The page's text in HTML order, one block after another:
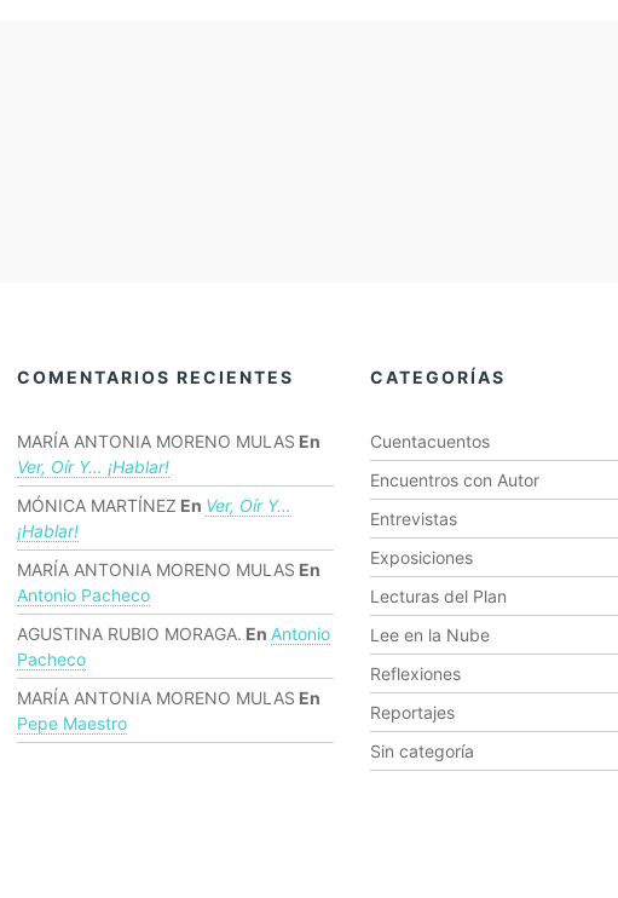
COMENTARIOS RECIENTES
MARÍA ANTONIA MORENO MULAS En
Ver, Oír Y… ¡hablar!
MÓNICA MARTÍNEZ En Ver, Oír Y…
¡hablar!
MARÍA ANTONIA MORENO MULAS En
Antonio Pacheco
AGUSTINA RUBIO MORAGA. En Antonio
Pacheco
MARÍA ANTONIA MORENO MULAS En
Pepe Maestro
CATEGORÍAS
Cuentacuentos
Encuentros con Autor
Entrevistas
Exposiciones
Lecturas del Plan
Lee en la Nube
Reflexiones
Reportajes
Sin categoría